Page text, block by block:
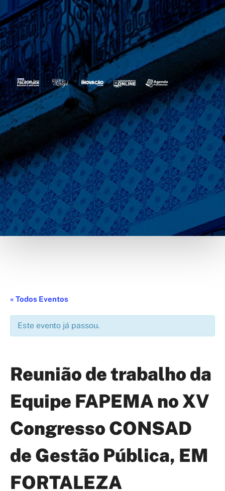
« Todos Eventos
Este evento já passou.
Reunião de trabalho da
Equipe FAPEMA no XV
Congresso CONSAD
de Gestão Pública, EM
FORTALEZA